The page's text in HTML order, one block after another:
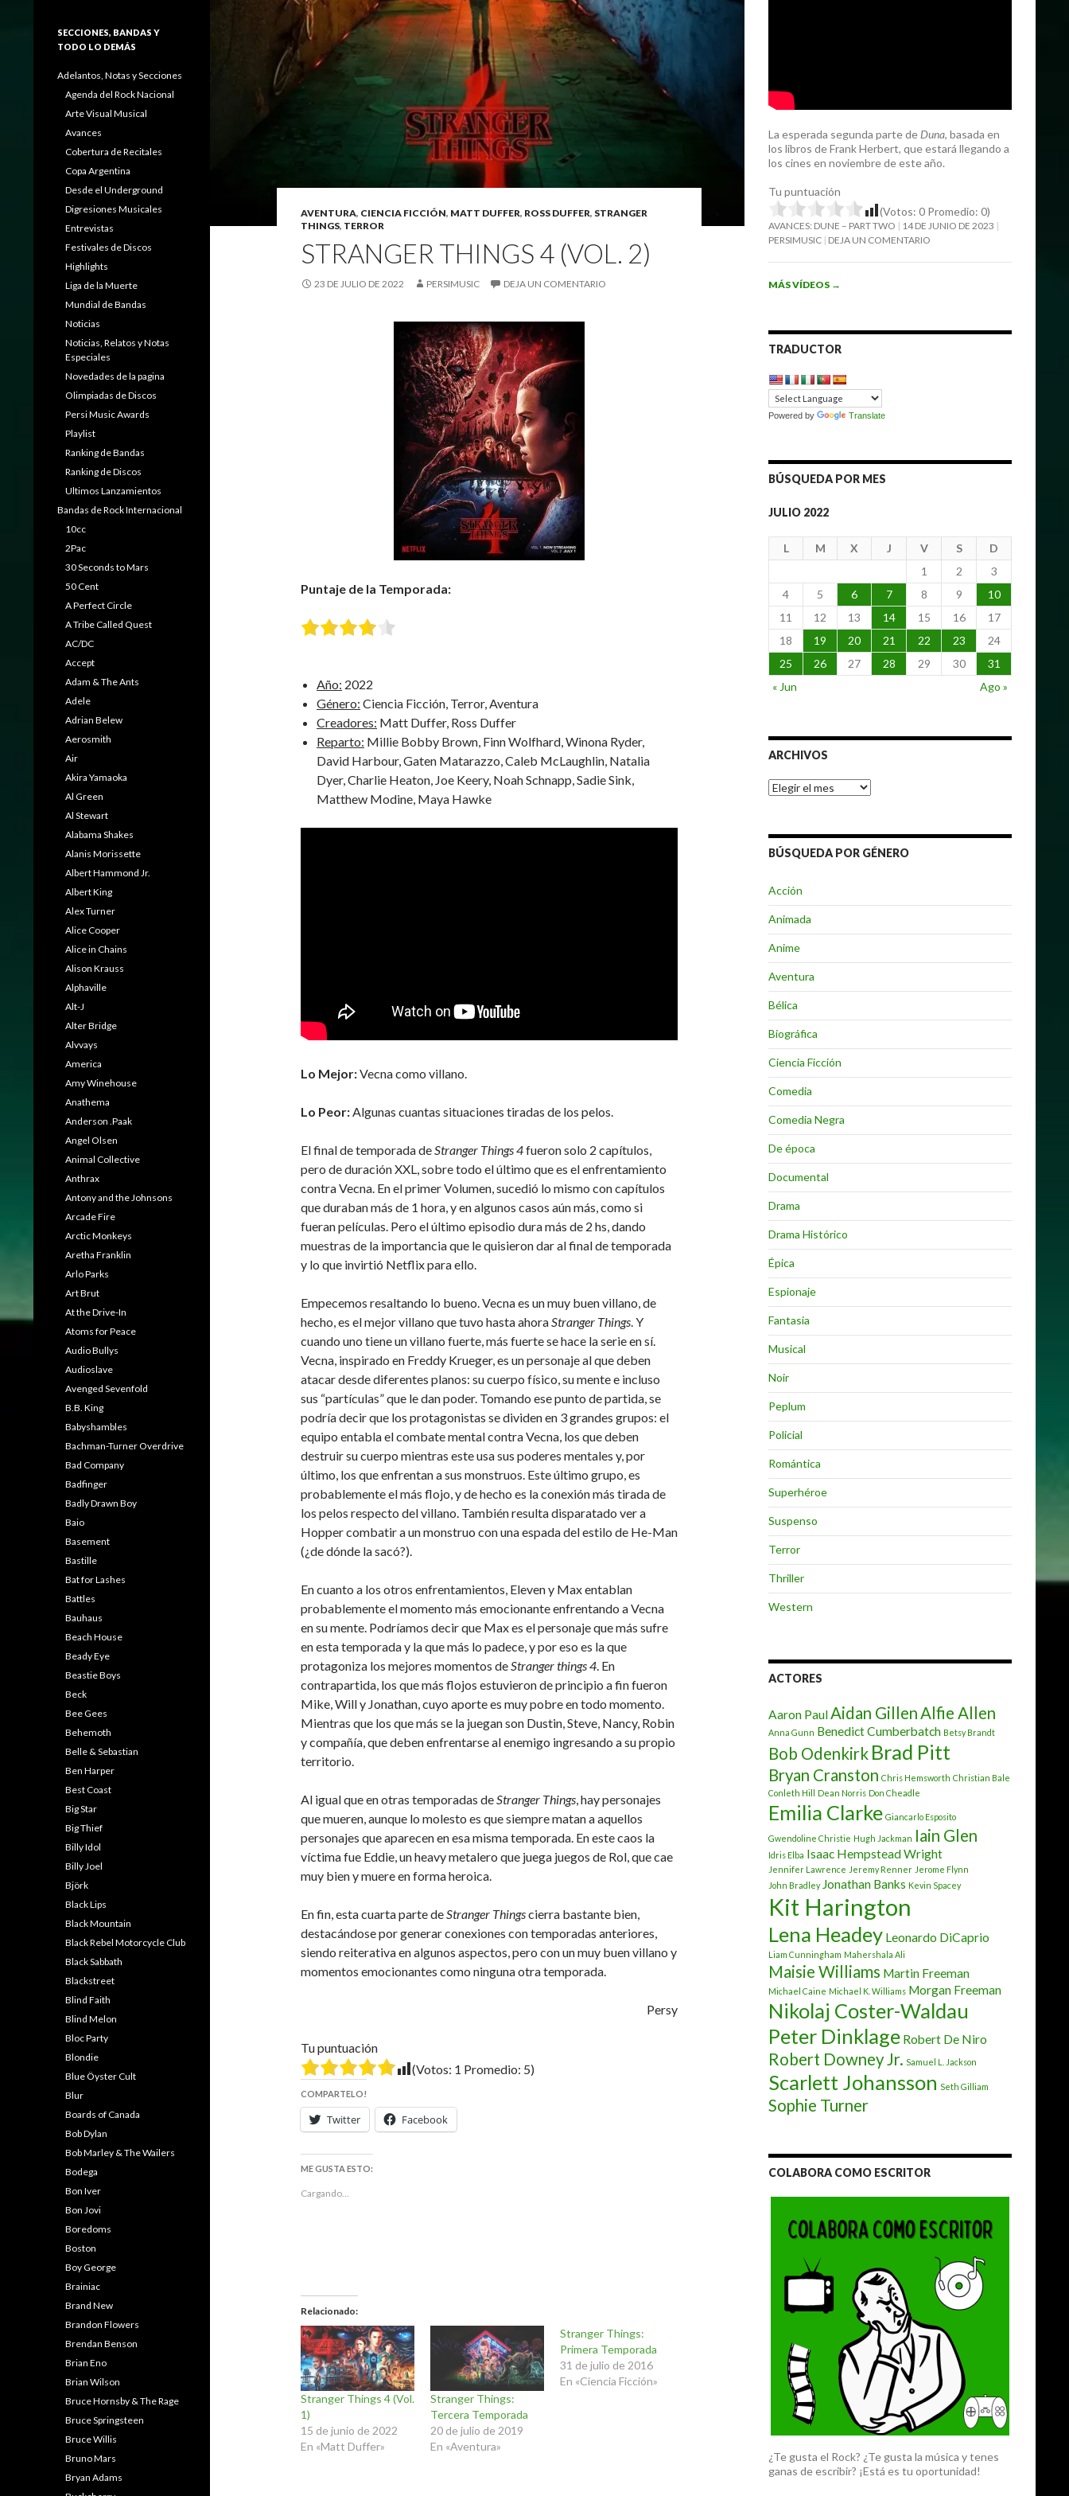
AVENTURA, CIENCIA FICCIÓN, MATT DUFFER, ROSS DUFFER, STRANGER
THINGS, TERROR
STRANGER THINGS 4 (VOL. 2)
23 DE JULIO DE 2022 PERSIMUSIC DEJA UN COMENTARIO
Puntaje de la Temporada:
Año: 2022
Género: Ciencia Ficción, Terror, Aventura
Creadores: Matt Duffer, Ross Duffer
Reparto: Millie Bobby Brown, Finn Wolfhard, Winona Ryder,
David Harbour, Gaten Matarazzo, Caleb McLaughlin, Natalia
Dyer, Charlie Heaton, Joe Keery, Noah Schnapp, Sadie Sink,
Matthew Modine, Maya Hawke
Lo Mejor:Vecna como villano.
Lo Peor:Algunas cuantas situaciones tiradas de los pelos.
El final de temporada deStranger Things 4fueron solo 2 capítulos,
pero de duración XXL, sobre todo el último que es el enfrentamiento
contra Vecna. En el primer Volumen, sucedió lo mismo con capítulos
que duraban más de 1 hora, y en algunos casos aún más, como si
fueran películas. Pero el último episodio dura más de 2 hs, dando
muestras de la importancia que le quisieron dar al final de temporada
y lo que invirtió Netflix para ello.
Empecemos resaltando lo bueno. Vecna es un muy buen villano, de
hecho, es el mejor villano que tuvo hasta ahoraStranger Things. Y
cuando uno tiene un villano fuerte, más fuerte se hace la serie en sí.
Vecna, inspirado en Freddy Krueger, es un personaje al que deben
atacar desde diferentes planos: su cuerpo físico, su mente e incluso
sus “partículas” que le dan poder. Tomando ese punto de partida, se
podría decir que los protagonistas se dividen en 3 grandes grupos: el
equipo entabla el combate mental contra Vecna, los que deben
destruir su cuerpo mientras este usa sus poderes mentales y, por
último, los que enfrentan a sus monstruos. Este último grupo, es
probablemente el más flojo, y de hecho es la conexión más tirada de
los pelos respecto del villano. También resulta disparatado ver a
Hopper combatir a un monstruo con una espada del estilo de He-Man
(¿de dónde la sacó?).
En cuanto a los otros enfrentamientos, Eleven y Max entablan
probablemente el momento más emocionante enfrentando a Vecna
en su mente. Podríamos decir que Max es el personaje que más sufre
en esta temporada y la que más lo padece, y por eso es la que
protagoniza los mejores momentos deStranger things 4. En
contrapartida, los que más flojos estuvieron de principio a fin fueron
Mike, Will y Jonathan, cuyo aporte es muy pobre en todo momento.
Mientras que los que más se la juegan son Dustin, Steve, Nancy, Robin
y compañía, que deben enfrentarse al enemigo ingresando a su propio
territorio.
Al igual que en otras temporadas deStranger Things, hay personajes
que mueren, aunque lo molesto es que siempre matan a aquellos
personajes que aparecen en esa misma temporada. En este caos la
víctima fue Eddie, un heavy metalero que juega juegos de Rol, que cae
muy bien y muere en forma heroica.
En fin, esta cuarta parte deStranger Thingscierra bastante bien,
destacándose por generar conexiones con temporadas anteriores,
siendo reiterativa en algunos aspectos, pero con un muy buen villano y
momentos emocionantes como ninguna otra temporada.
Persy
Tu puntuación
(Votos: 1 Promedio: 5)
COMPARTELO!
Twitter Facebook
ME GUSTA ESTO:
Cargando...
Relacionado
Stranger Things 4 (Vol.
1)
15 de junio de 2022
En «Matt Duffer»
Stranger Things:
Tercera Temporada
20 de julio de 2019
En «Aventura»
Stranger Things:
Primera Temporada
31 de julio de 2016
En «Ciencia Ficción»
La esperada segunda parte de Duna, basada en
los libros de Frank Herbert, que estará llegando a
los cines en noviembre de este año.
Tu puntuación
(Votos: 0 Promedio: 0)
AVANCES: DUNE – PART TWO
14 DE JUNIO DE 2023
PERSIMUSIC DEJA UN COMENTARIO
MÁS VÍDEOS →
TRADUCTOR
Powered by Translate
BÚSQUEDA POR MES
JULIO 2022
L M X J V S
D
1
2
3
4
5 6 7 8 9
10
11
12 13 14 15 16
17
18
19 20 21 22 23
24
25
26 27 28 29 30
31
« Jun
Ago »
ARCHIVOS
Archivos
BÚSQUEDA POR GÉNERO
Acción
Animada
Anime
Aventura
Bélica
Biográfica
Ciencia Ficción
Comedia
Comedia Negra
De época
Documental
Drama
Drama Histórico
Épica
Espionaje
Fantasia
Musical
Noir
Peplum
Policial
Romántica
Superhéroe
Suspenso
Terror
Thriller
Western
ACTORES
Aaron PaulAidan GillenAlfie Allen
Anna Gunn Benedict Cumberbatch Betsy Brandt
Bob Odenkirk Brad Pitt
Bryan Cranston Chris Hemsworth Christian Bale
Conleth Hill
Dean Norris Don Cheadle
Emilia Clarke Giancarlo Esposito
Gwendoline Christie Hugh Jackman Iain Glen
Idris Elba Isaac Hempstead Wright
Jennifer Lawrence Jeremy Renner Jerome Flynn
John Bradley Jonathan Banks Kevin Spacey
Kit Harington
Lena Headey Leonardo DiCaprio
Liam Cunningham Mahershala Ali
Maisie Williams Martin Freeman
Michael Caine Michael K. Williams Morgan Freeman
Nikolaj Coster-Waldau
Peter Dinklage Robert De Niro
Robert Downey Jr. Samuel L. Jackson
Scarlett Johansson Seth Gilliam
Sophie Turner
COLABORA COMO ESCRITOR
¿Te gusta el Rock? ¿Te gusta la música y tenes
ganas de escribir? ¡Está es tu oportunidad!
SECCIONES, BANDAS Y
TODO LO DEMÁS
Adelantos, Notas y Secciones
Agenda del Rock Nacional
Arte Visual Musical
Avances
Cobertura de Recitales
Copa Argentina
Desde el Underground
Digresiones Musicales
Entrevistas
Festivales de Discos
Highlights
Liga de la Muerte
Mundial de Bandas
Noticias
Noticias, Relatos y Notas
Especiales
Novedades de la pagina
Olimpiadas de Discos
Persi Music Awards
Playlist
Ranking de Bandas
Ranking de Discos
Ultimos Lanzamientos
Bandas de Rock Internacional
10cc
2Pac
30 Seconds to Mars
50 Cent
A Perfect Circle
A Tribe Called Quest
AC/DC
Accept
Adam & The Ants
Adele
Adrian Belew
Aerosmith
Air
Akira Yamaoka
Al Green
Al Stewart
Alabama Shakes
Alanis Morissette
Albert Hammond Jr.
Albert King
Alex Turner
Alice Cooper
Alice in Chains
Alison Krauss
Alphaville
Alt-J
Alter Bridge
Alvvays
America
Amy Winehouse
Anathema
Anderson .Paak
Angel Olsen
Animal Collective
Anthrax
Antony and the Johnsons
Arcade Fire
Arctic Monkeys
Aretha Franklin
Arlo Parks
Art Brut
At the Drive-In
Atoms for Peace
Audio Bullys
Audioslave
Avenged Sevenfold
B.B. King
Babyshambles
Bachman-Turner Overdrive
Bad Company
Badfinger
Badly Drawn Boy
Baio
Basement
Bastille
Bat for Lashes
Battles
Bauhaus
Beach House
Beady Eye
Beastie Boys
Beck
Bee Gees
Behemoth
Belle & Sebastian
Ben Harper
Best Coast
Big Star
Big Thief
Billy Idol
Billy Joel
Björk
Black Lips
Black Mountain
Black Rebel Motorcycle Club
Black Sabbath
Blackstreet
Blind Faith
Blind Melon
Bloc Party
Blondie
Blue Öyster Cult
Blur
Boards of Canada
Bob Dylan
Bob Marley & The Wailers
Bodega
Bon Iver
Bon Jovi
Boredoms
Boston
Boy George
Brainiac
Brand New
Brandon Flowers
Brendan Benson
Brian Eno
Brian Wilson
Bruce Hornsby & The Rage
Bruce Springsteen
Bruce Willis
Bruno Mars
Bryan Adams